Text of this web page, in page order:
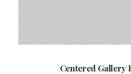
Centered Gallery